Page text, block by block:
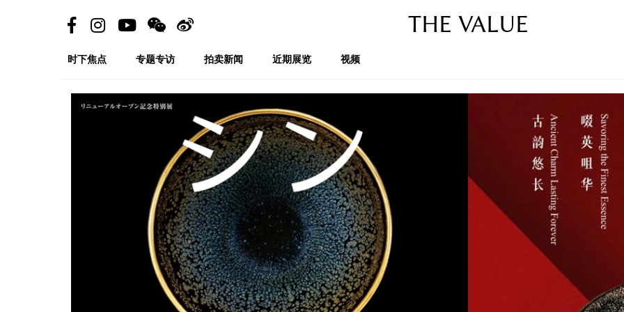
THE VALUE
时下焦点 专题专访 拍卖新闻 近期展览 视频